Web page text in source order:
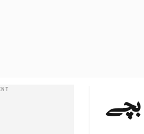
افغانستان سے جنوبی وزیرستان میں پھر حملہ، خاتون اور 4 بچے